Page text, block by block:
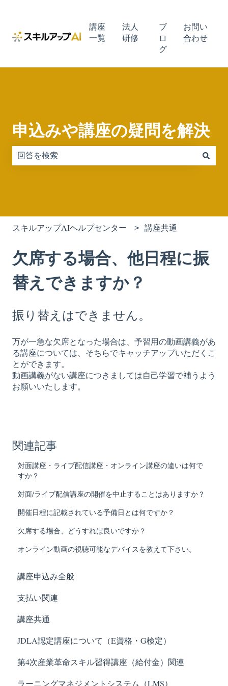
講座
一覧
法人
研修
ブ
ロ
グ
お問い
合わせ
申込みや講座の疑問を解決
スキルアップAIヘルプセンター 講座共通
欠席する場合、他日程に振
替えできますか？
振り替えはできません。
万が一急な欠席となった場合は、予習用の動画講義があ
る講座については、そちらでキャッチアップいただくこ
とができます。
動画講義がない講座につきましては自己学習で補うよう
お願いいたします。
関連記事
対面講座・ライブ配信講座・オンライン講座の違いは何で
すか？
対面/ライブ配信講座の開催を中止することはありますか？
開催日程に記載されている予備日とは何ですか？
欠席する場合、どうすれば良いですか？
オンライン動画の視聴可能なデバイスを教えて下さい。
講座申込み全般
支払い関連
講座共通
JDLA認定講座について（E資格・G検定）
第4次産業革命スキル習得講座（給付金）関連
ラーニングマネジメントシステム（LMS）